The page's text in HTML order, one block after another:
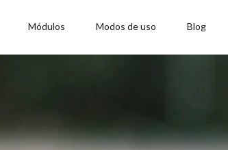
Módulos Modos de uso Blog